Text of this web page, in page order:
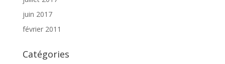
juin 2017
février 2011
Catégories